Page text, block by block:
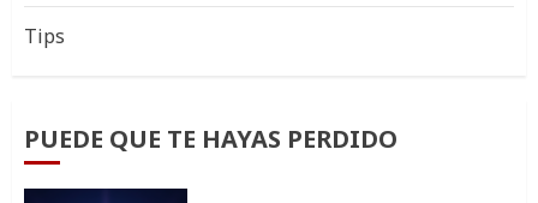
Tips
PUEDE QUE TE HAYAS PERDIDO